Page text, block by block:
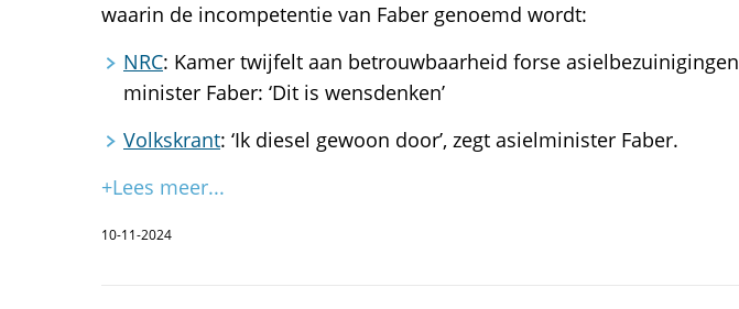
waarin de incompetentie van Faber genoemd wordt:
NRC: Kamer twijfelt aan betrouwbaarheid forse asielbezuinigingen
minister Faber: ‘Dit is wensdenken’
Volkskrant: ‘Ik diesel gewoon door’, zegt asielminister Faber.
+Lees meer...
10-11-2024